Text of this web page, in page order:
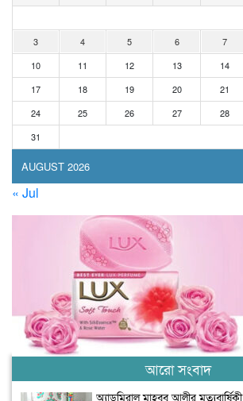
AUGUST 2026
3
4 5 6 7
10
11 12 13 14
17
18 19 20 21
24
25 26 27 28
31
« Jul
আরো সংবাদ
অ্যাডমিরাল মাহবুব আলীর মৃত্যুবার্ষিকী